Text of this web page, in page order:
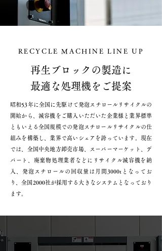
RECYCLE MACHINE LINE UP
再生ブロックの製造に
最適な処理機をご提案
昭和53年に全国に先駆けて発泡スチロールリサイクルの
開始から、減容機をご購入いただいた企業様と業界標準
ともいえる全国規模での発泡スチロールリサイクルの仕
組みを構築し、業界で高いシェアを誇っています。現在
では、全国中央地方卸売市場、スーパーマーケット、デ
パート、廃棄物処理業者などにリサイクル減容機を納
入、発泡スチロールの回収量は月間3000tとなってお
り、全国2000社が採用する大きなシステムとなっており
ます。